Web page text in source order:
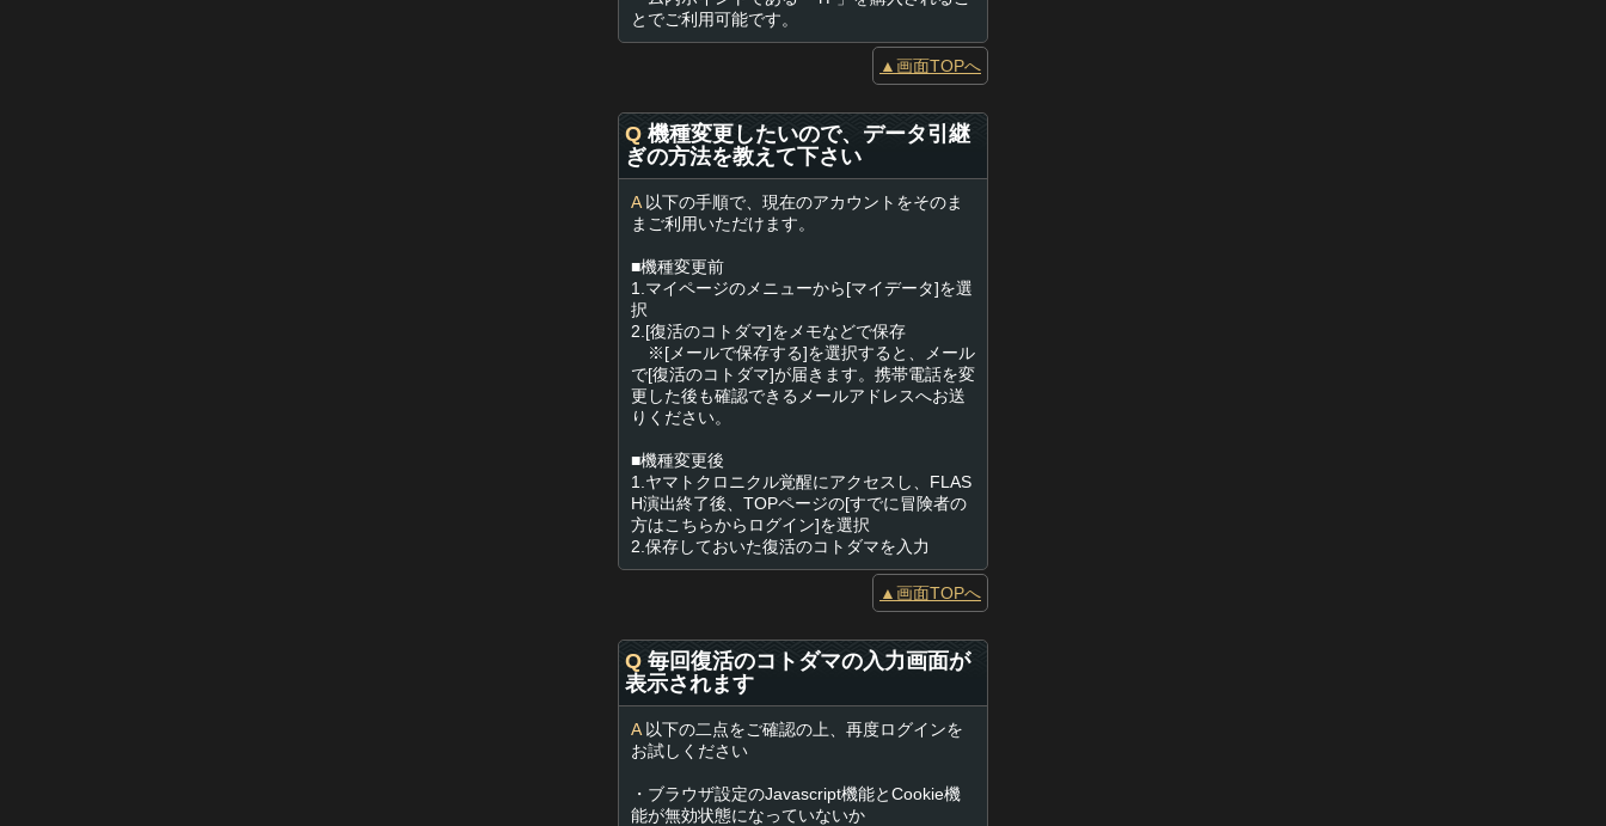
とでご利用可能です。
▲画面TOPへ
Q 機種変更したいので、データ引継
ぎの方法を教えて下さい
A以下の手順で、現在のアカウントをそのま
まご利用いただけます。
■機種変更前
1.マイページのメニューから[マイデータ]を選
択
2.[復活のコトダマ]をメモなどで保存
※[メールで保存する]を選択すると、メール
で[復活のコトダマ]が届きます。携帯電話を変
更した後も確認できるメールアドレスへお送
りください。
■機種変更後
1.ヤマトクロニクル覚醒にアクセスし、FLAS
H演出終了後、TOPページの[すでに冒険者の
方はこちらからログイン]を選択
2.保存しておいた復活のコトダマを入力
▲画面TOPへ
Q 毎回復活のコトダマの入力画面が
表示されます
A以下の二点をご確認の上、再度ログインを
お試しください
・ブラウザ設定のJavascript機能とCookie機
能が無効状態になっていないか